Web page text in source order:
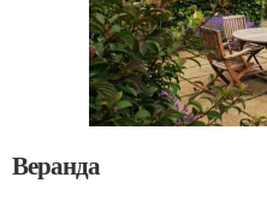
Веранда